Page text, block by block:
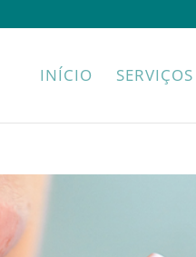
INÍCIO SERVIÇOS